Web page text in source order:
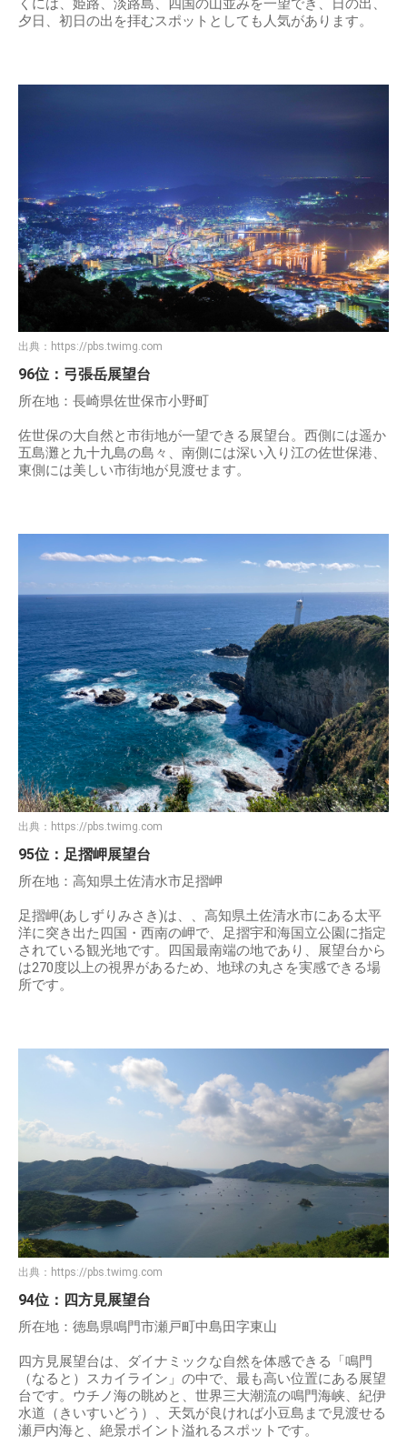
くには、姫路、淡路島、四国の山並みを一望でき、日の出、
夕日、初日の出を拝むスポットとしても人気があります。
出典： https://pbs.twimg.com
96位：弓張岳展望台
所在地：長崎県佐世保市小野町
佐世保の大自然と市街地が一望できる展望台。西側には遥か
五島灘と九十九島の島々、南側には深い入り江の佐世保港、
東側には美しい市街地が見渡せます。
出典： https://pbs.twimg.com
95位：足摺岬展望台
所在地：高知県土佐清水市足摺岬
足摺岬(あしずりみさき)は、、高知県土佐清水市にある太平
洋に突き出た四国・西南の岬で、足摺宇和海国立公園に指定
されている観光地です。四国最南端の地であり、展望台から
は270度以上の視界があるため、地球の丸さを実感できる場
所です。
出典： https://pbs.twimg.com
94位：四方見展望台
所在地：徳島県鳴門市瀬戸町中島田字東山
四方見展望台は、ダイナミックな自然を体感できる「鳴門
（なると）スカイライン」の中で、最も高い位置にある展望
台です。ウチノ海の眺めと、世界三大潮流の鳴門海峡、紀伊
水道（きいすいどう）、天気が良ければ小豆島まで見渡せる
瀬戸内海と、絶景ポイント溢れるスポットです。